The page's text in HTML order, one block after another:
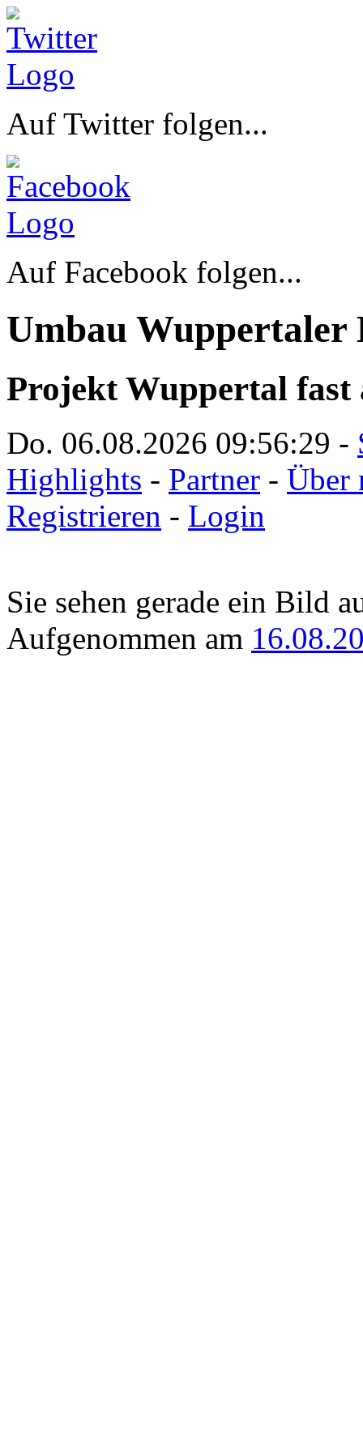
Auf Twitter folgen...
Auf Facebook folgen...
Umbau Wuppertaler
Projekt Wuppertal fast
Do. 06.08.2026 09:56:29 -
Highlights - Partner - Über
Registrieren - Login
Sie sehen gerade ein Bild
Aufgenommen am